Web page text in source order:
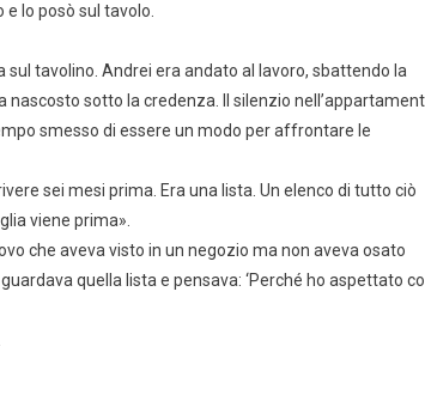
lo posò sul tavolo.
sul tavolino. Andrei era andato al lavoro, sbattendo la
sotto la credenza. Il silenzio
smesso di essere un modo per affrontare le
sei mesi prima. Era una lista. Un elenco di tutto ciò
viene prima».
che aveva visto in un negozio ma non aveva osato
quella lista e pensava: ‘Perché ho aspettato